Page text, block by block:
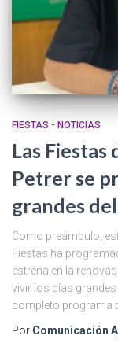
FIESTAS - NOTICIAS
Las Fiestas
Petrer se
grandes
Como preámbulo,
Fiestas ha
estrena en la
vivir los días
completo programa
Por Comunicación